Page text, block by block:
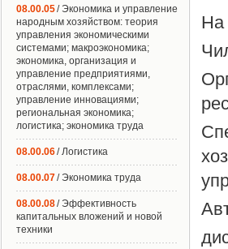
На
08.00.05/ Экономика и управление
народным хозяйством: теория
управления экономическими
системами; макроэкономика;
экономика, организация и
управление предприятиями,
отраслями, комплексами;
управление инновациями;
региональная экономика;
логистика; экономика труда
08.00.06/ Логистика
08.00.07/ Экономика труда
08.00.08/ Эффективность
капитальных вложений и новой
техники